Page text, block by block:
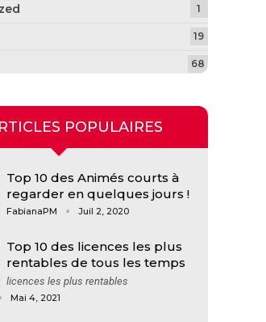
1
19
68
POPULAIRES
Top 10 des Animés courts à
regarder en quelques jours !
FabianaPM Juil 2, 2020
Top 10 des licences les plus
rentables de tous les temps
licences les plus rentables
Mai 4, 2021